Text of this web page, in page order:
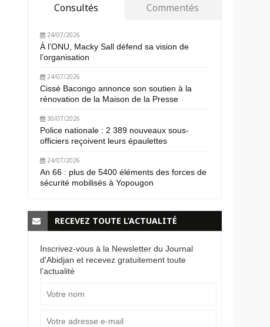
Consultés Commentés
24/07/2026
À l’ONU, Macky Sall défend sa vision de
l’organisation
24/07/2026
Cissé Bacongo annonce son soutien à la
rénovation de la Maison de la Presse
30/07/2026
Police nationale : 2 389 nouveaux sous-
officiers reçoivent leurs épaulettes
24/07/2026
An 66 : plus de 5400 éléments des forces de
sécurité mobilisés à Yopougon
RECEVEZ TOUTE L’ACTUALITÉ
Inscrivez-vous à la Newsletter du Journal
d'Abidjan et recevez gratuitement toute
l’actualité